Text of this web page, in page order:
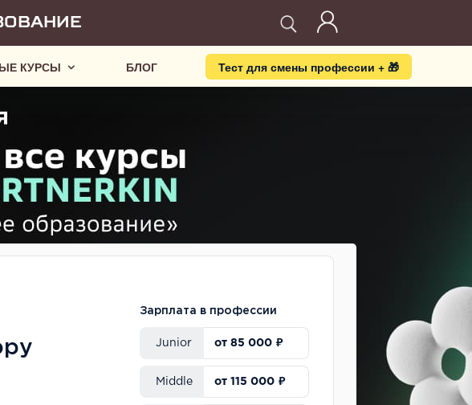
КУРСЫ БЛОГ Тест для смены профессии + 🎁
Зарплата в профессии
Junior от 85 000 ₽
Middle от 115 000 ₽